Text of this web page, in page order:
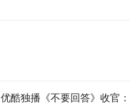
优酷独播《不要回答》收官：